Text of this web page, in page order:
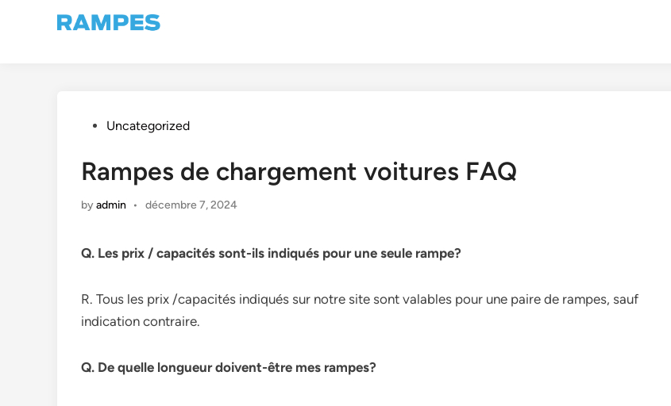
PostedUncategorized
Rampes de chargement voitures FAQ
byadmin • décembre 7, 2024
Q. Les prix / capacités sont-ils indiqués pour une seule rampe?
R. Tous les prix /capacités indiqués sur notre site sont valables pour une paire de rampes, sauf
indication contraire.
Q. De quelle longueur doivent-être mes rampes?